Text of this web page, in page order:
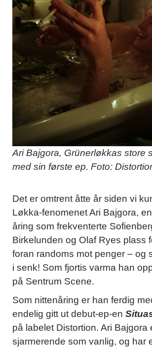
Ari Bajgora, Grünerløkkas store
med sin første ep. Foto:
Det er omtrent åtte år siden vi
Løkka-fenomenet Ari Bajgora,
åring som frekventerte
Birkelunden og Olaf Ryes plass
foran randoms mot penger – og
i senk! Som fjortis varma han
på Sentrum Scene.
Som nittenåring er han ferdig
endelig gitt ut debut-ep-en
på labelet Distortion. Ari Bajgora
sjarmerende som vanlig, og har